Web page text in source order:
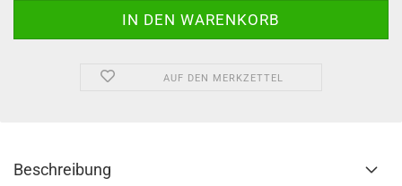
AUF DEN MERKZETTEL
Beschreibung